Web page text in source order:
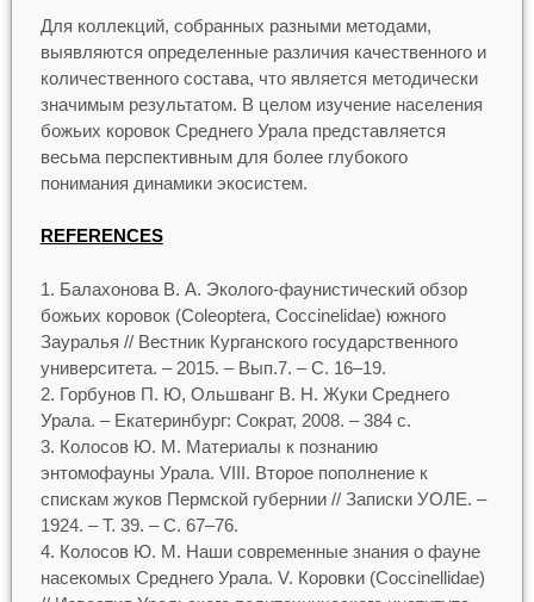
Для коллекций, собранных разными методами,
выявляются определенные различия качественного и
количественного состава, что является методически
значимым результатом. В целом изучение населения
божьих коровок Среднего Урала представляется
весьма перспективным для более глубокого
понимания динамики экосистем.
REFERENCES
Балахонова В. А. Эколого-фаунистический обзор
божьих коровок (Сoleoptera, Сoccinelidae) южного
Зауралья // Вестник Курганского государственного
университета. – 2015. – Вып.7. – С. 16–19.
Горбунов П. Ю, Ольшванг В. Н. Жуки Среднего
Урала. – Екатеринбург: Сократ, 2008. – 384 с.
Колосов Ю. М. Материалы к познанию
энтомофауны Урала. VIII. Второе пополнение к
спискам жуков Пермской губернии // Записки УОЛЕ. –
1924. – Т. 39. – С. 67–76.
Колосов Ю. М. Наши современные знания о фауне
насекомых Среднего Урала. V. Коровки (Coccinellidae)